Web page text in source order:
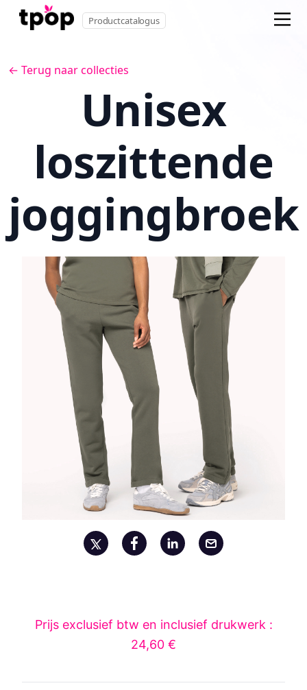
Productcatalogus
← Terug naar collecties
Unisex
loszittende
joggingbroek
Prijs exclusief btw en inclusief drukwerk :
24,60 €